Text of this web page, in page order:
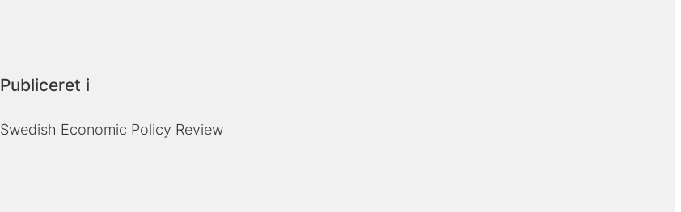
Publiceret i
Swedish Economic Policy Review